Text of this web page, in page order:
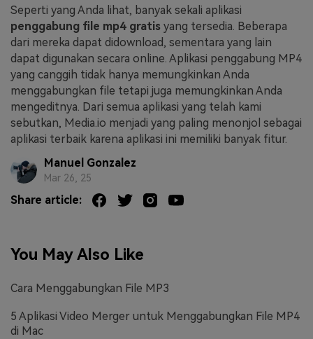
Seperti yang Anda lihat, banyak sekali aplikasi
penggabung file mp4 gratis yang tersedia. Beberapa
dari mereka dapat didownload, sementara yang lain
dapat digunakan secara online. Aplikasi penggabung MP4
yang canggih tidak hanya memungkinkan Anda
menggabungkan file tetapi juga memungkinkan Anda
mengeditnya. Dari semua aplikasi yang telah kami
sebutkan, Media.io menjadi yang paling menonjol sebagai
aplikasi terbaik karena aplikasi ini memiliki banyak fitur.
Manuel Gonzalez
Mar 26, 25
Share article:
You May Also Like
Cara Menggabungkan File MP3
5 Aplikasi Video Merger untuk Menggabungkan File MP4
di Mac